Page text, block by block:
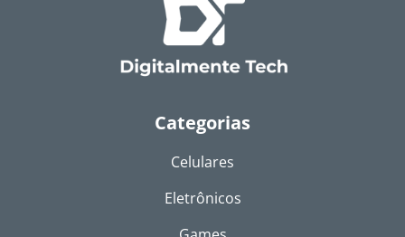
Categorias
Celulares
Eletrônicos